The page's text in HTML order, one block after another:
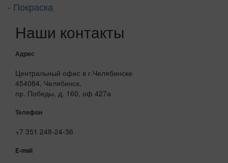
- Покраска
Наши контакты
Адрес
Центральный офис в г.Челябинске
454084, Челябинск,
пр. Победы, д. 160, оф 427а
Телефон
+7 351 248-24-36
E-mail